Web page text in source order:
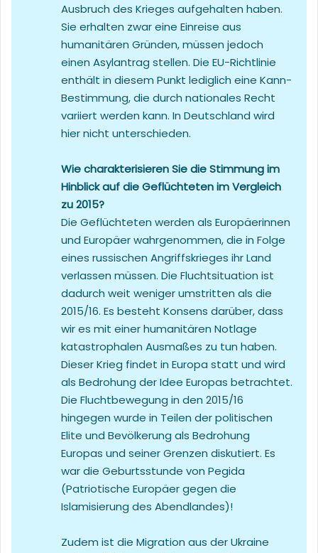
Ausbruch des Krieges aufgehalten haben.
Sie erhalten zwar eine Einreise aus
humanitären Gründen, müssen jedoch
einen Asylantrag stellen. Die EU-Richtlinie
enthält in diesem Punkt lediglich eine Kann-
Bestimmung, die durch nationales Recht
variiert werden kann. In Deutschland wird
hier nicht unterschieden.
Wie charakterisieren Sie die Stimmung im
Hinblick auf die Geflüchteten im Vergleich
zu 2015?
Die Geflüchteten werden als Europäerinnen
und Europäer wahrgenommen, die in Folge
eines russischen Angriffskrieges ihr Land
verlassen müssen. Die Fluchtsituation ist
dadurch weit weniger umstritten als die
2015/16. Es besteht Konsens darüber, dass
wir es mit einer humanitären Notlage
katastrophalen Ausmaßes zu tun haben.
Dieser Krieg findet in Europa statt und wird
als Bedrohung der Idee Europas betrachtet.
Die Fluchtbewegung in den 2015/16
hingegen wurde in Teilen der politischen
Elite und Bevölkerung als Bedrohung
Europas und seiner Grenzen diskutiert. Es
war die Geburtsstunde von Pegida
(Patriotische Europäer gegen die
Islamisierung des Abendlandes)!
Zudem ist die Migration aus der Ukraine